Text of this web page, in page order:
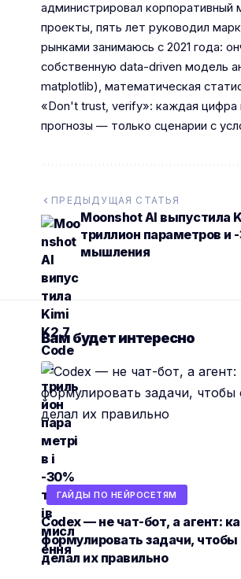
администрировал корпоративный
проекты, пять лет руководил
рынками занимаюсь с 2021 года:
собственную data-driven модель
matplotlib), математическая
«Don't trust, verify»: каждая
прогнозы — только сценарии с
ПРЕДЫДУЩАЯ СТАТЬЯ
Moonshot AI выпустила
триллион параметров и
мышления
Вам будет интересно
ГАЙДЫ ПО НЕЙРОСЕТЯМ
Codex — не чат-бот, а агент:
формулировать задачи, чтобы
делал их правильно